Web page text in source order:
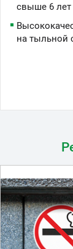
свыше 6 лет
на тыльной